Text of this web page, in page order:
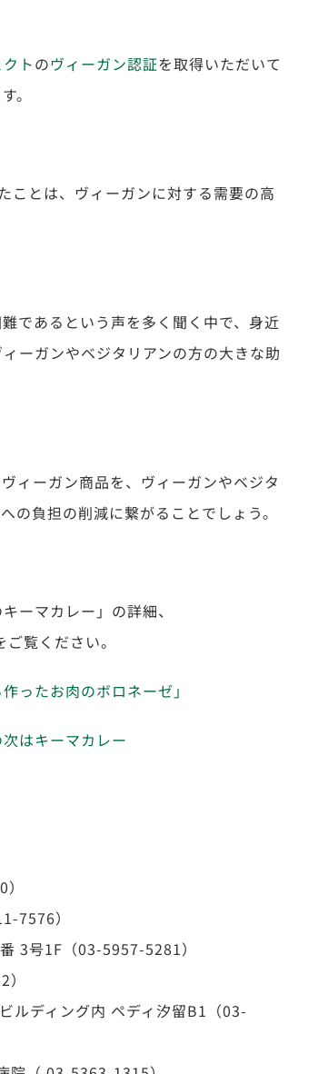
トのヴィーガン認証を取得いただいて
。
ことは、ヴィーガンに対する需要の高
であるという声を多く聞く中で、 身近
ーガンやベジタリアンの方の大きな助
ィーガン商品を、ヴィーガンやベジタ
の負担の削減に繋がることでしょう。
ーマカレー」の詳細、
覧ください。
ったお肉のボロネーゼ」
はキーマカレー
7576）
3号1F（03-5957-5281）
ルディング内 ペディ汐留B1（03-